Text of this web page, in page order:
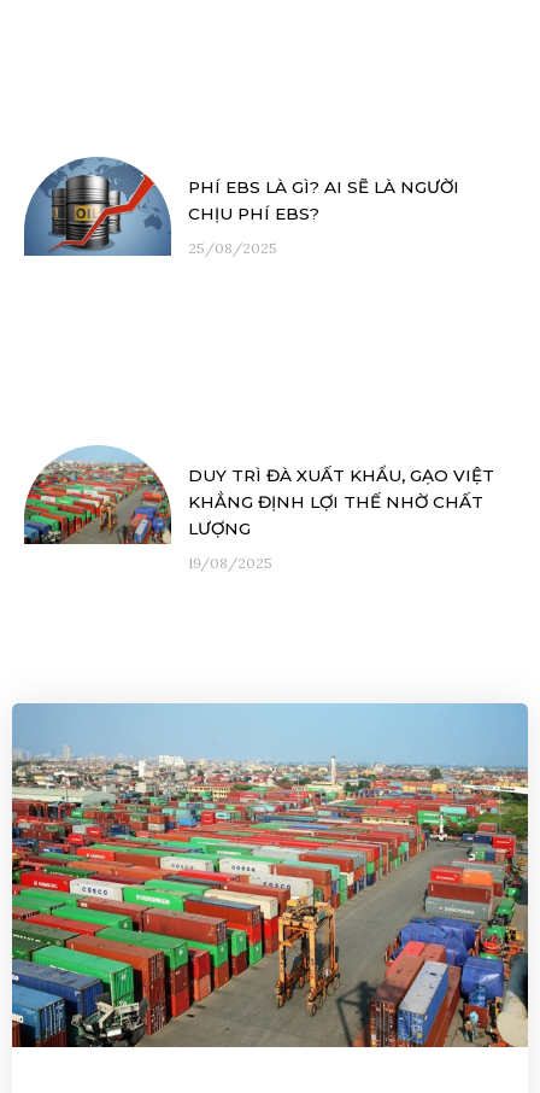
PHÍ EBS LÀ GÌ? AI SẼ LÀ NGƯỜI
CHỊU PHÍ EBS?
25/08/2025
DUY TRÌ ĐÀ XUẤT KHẨU, GẠO VIỆT
KHẲNG ĐỊNH LỢI THẾ NHỜ CHẤT
LƯỢNG
19/08/2025